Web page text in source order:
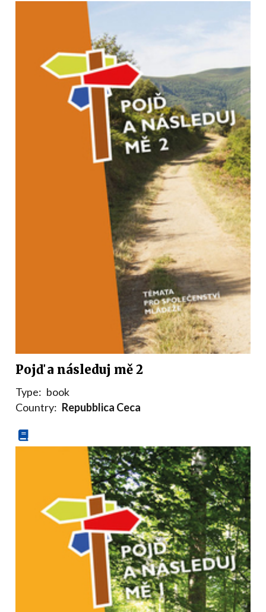
Pojď a následuj mě 2
Type: book
Country: Repubblica Ceca